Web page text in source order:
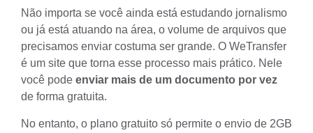
Não importa se você ainda está estudando jornalismo
ou já está atuando na área, o volume de arquivos que
precisamos enviar costuma ser grande. O WeTransfer
é um site que torna esse processo mais prático. Nele
você pode enviar mais de um documento por vez
de forma gratuita.
No entanto, o plano gratuito só permite o envio de 2GB